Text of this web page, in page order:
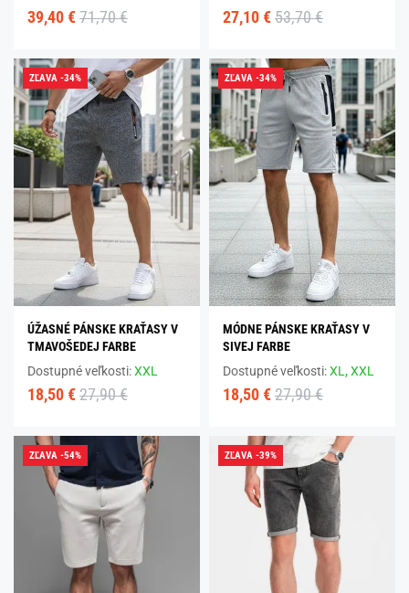
39,40 € 71,70 € 27,10 € 53,70 €
ZĽAVA -34%
ÚŽASNÉ PÁNSKE KRAŤASY V
TMAVOŠEDEJ FARBE
Dostupné veľkosti:XXL
18,50 € 27,90 €
ZĽAVA -34%
MÓDNE PÁNSKE KRAŤASY V
SIVEJ FARBE
Dostupné veľkosti:XL,XXL
18,50 € 27,90 €
ZĽAVA -54% ZĽAVA -39%